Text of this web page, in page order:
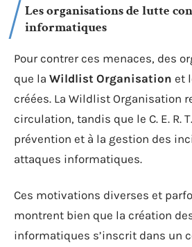
Les organisations de lutte
informatiques
Pour contrer ces menaces, des
que la Wildlist Organisation et
créées. La Wildlist Organisation
circulation, tandis que le C. E. R.
prévention et à la gestion des
attaques informatiques.
Ces motivations diverses et
montrent bien que la création
informatiques s’inscrit dans un